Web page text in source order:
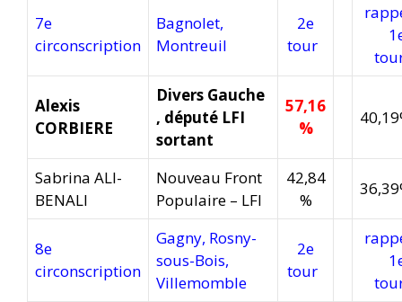
7e
circonscription
Bagnolet,
Montreuil
2e
tour
Alexis
CORBIERE
Divers Gauche
, député LFI
sortant
57,16
%
Sabrina ALI-
BENALI
Nouveau Front
Populaire – LFI
42,84
%
8e
circonscription
Gagny, Rosny-
sous-Bois,
Villemomble
2e
tour